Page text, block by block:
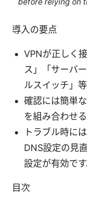
導入の要点
VPNが正しく
ス」「サーバ
ルスイッチ」
確認には簡単
を組み合わせ
トラブル時に
DNS設定の見
設定が有効です
目次